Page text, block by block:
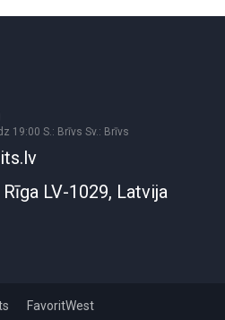
19:00 S.: Brīvs Sv.: Brīvs
LV-1029, Latvija
FavoritWest